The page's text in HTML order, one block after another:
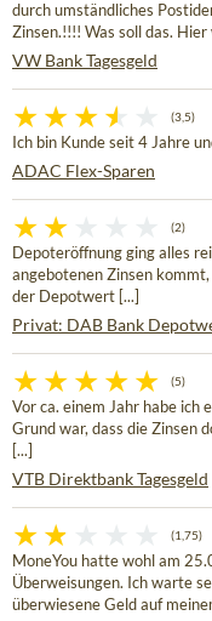
durch umständliches
Zinsen.!!!! Was soll das. Hier
VW Bank Tagesgeld
(3,5)
Ich bin Kunde seit 4 Jahre
ADAC Flex-Sparen
(2)
Depoteröffnung ging alles
angebotenen Zinsen
der Depotwert [...]
Privat: DAB Bank
(5)
Vor ca. einem Jahr habe ich
Grund war, dass die Zinsen
[...]
VTB Direktbank Tagesgeld
(1,75)
MoneYou hatte wohl am
Überweisungen. Ich warte
überwiesene Geld auf